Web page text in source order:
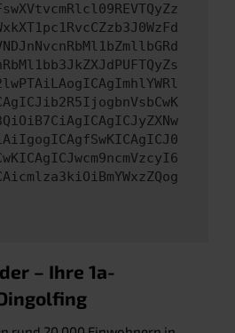
– Ihre 1a-